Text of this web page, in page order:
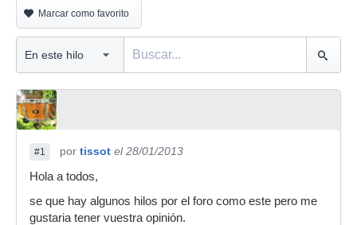
Marcar como favorito
#1 por tissot el 28/01/2013
Hola a todos,
se que hay algunos hilos por el foro como este pero me
gustaria tener vuestra opinión.